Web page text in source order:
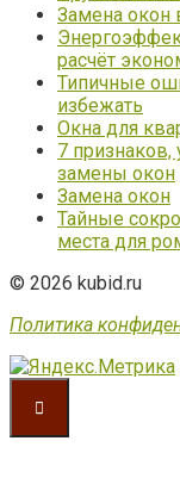
Замена окон
расчёт
Типичные
избежать
Окна для
7
замены окон
Замена окон
Тайные
места для
© 2026 kubid.ru
Политика